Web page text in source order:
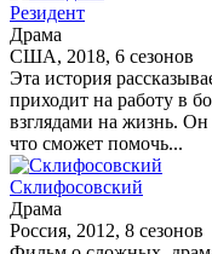
Резидент
Драма
США, 2018, 6 сезонов
Эта история
приходит на работу в
взглядами на жизнь.
что сможет помочь...
Склифосовский
Драма
Россия, 2012, 8 сезонов